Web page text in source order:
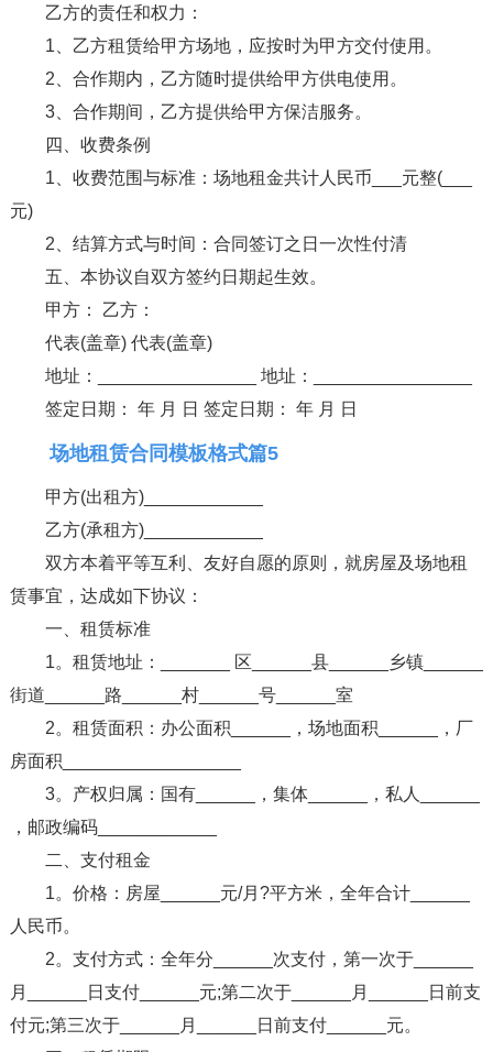
乙方的责任和权力：
1、乙方租赁给甲方场地，应按时为甲方交付使用。
2、合作期内，乙方随时提供给甲方供电使用。
3、合作期间，乙方提供给甲方保洁服务。
四、收费条例
1、收费范围与标准：场地租金共计人民币___元整(___
元)
2、结算方式与时间：合同签订之日一次性付清
五、本协议自双方签约日期起生效。
甲方： 乙方：
代表(盖章) 代表(盖章)
地址：________________ 地址：________________
签定日期： 年 月 日 签定日期： 年 月 日
场地租赁合同模板格式篇5
甲方(出租方)____________
乙方(承租方)____________
双方本着平等互利、友好自愿的原则，就房屋及场地租
赁事宜，达成如下协议：
一、租赁标准
1。租赁地址：_______ 区______县______乡镇______
街道______路______村______号______室
2。租赁面积：办公面积______，场地面积______，厂
房面积__________________
3。产权归属：国有______，集体______，私人______
，邮政编码____________
二、支付租金
1。价格：房屋______元/月?平方米，全年合计______
人民币。
2。支付方式：全年分______次支付，第一次于______
月______日支付______元;第二次于______月______日前支
付元;第三次于______月______日前支付______元。